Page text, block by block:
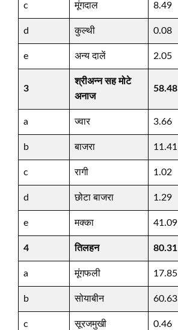
c मूंगदाल 8.49
d कुल्थी 0.08
e अन्य दालें 2.05
3
श्रीअन्न सह मोटे
अनाज
58.48
a ज्वार 3.66
b बाजरा 11.41
c रागी 1.02
d छोटा बाजरा 1.29
e मक्का 41.09
4 तिलहन 80.31
a मूंगफली 17.85
b सोयाबीन 60.63
c सूरजमुखी 0.46